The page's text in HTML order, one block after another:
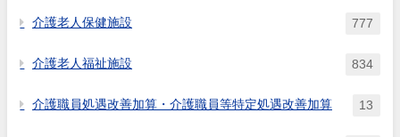
介護老人保健施設 777
介護老人福祉施設 834
介護職員処遇改善加算・介護職員等特定処遇改善加算 13